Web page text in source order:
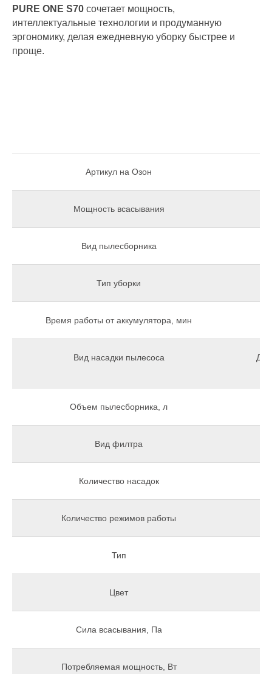
PURE ONE S70 сочетает мощность,
интеллектуальные технологии и продуманную
эргономику, делая ежедневную уборку быстрее и
проще.
Артикул на Озон
Мощность всасывания
Вид пылесборника
Тип уборки
Время работы от аккумулятора, мин
Вид насадки пылесоса
Объем пылесборника, л
Вид филтра
Количество насадок
Количество режимов работы
Тип
Цвет
Сила всасывания, Па
Потребляемая мощность, Вт
Вопросы по сотрудничеству: